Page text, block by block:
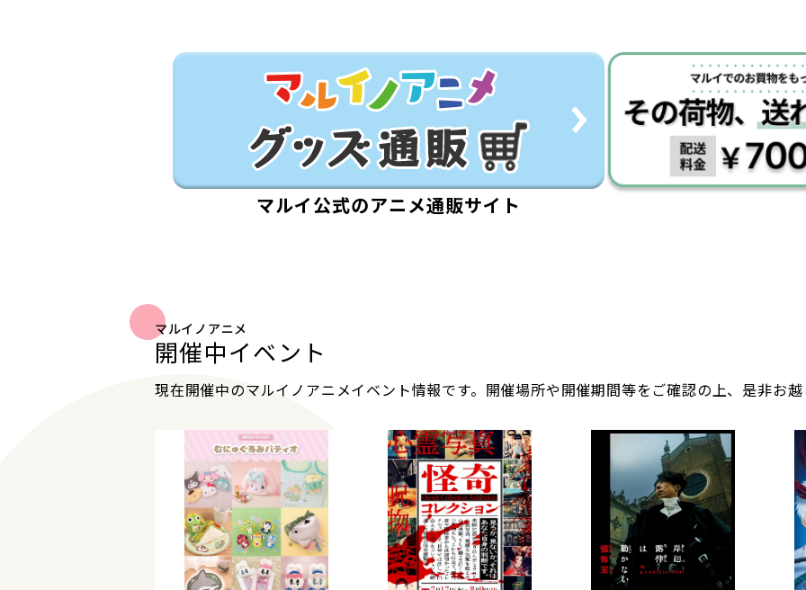
マルイ公式のアニメ通販サイト
マルイノアニメ
開催中イベント
現在開催中のマルイノアニメイベント情報です。開催場所や開催期間等をご確認の上、是非お